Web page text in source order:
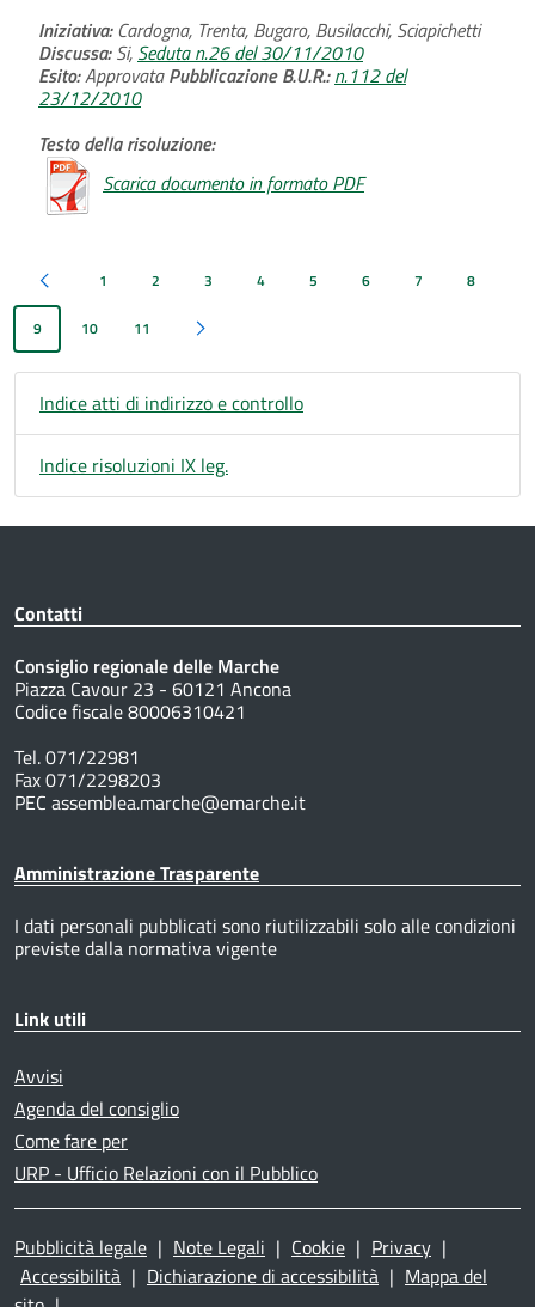
Iniziativa:Cardogna, Trenta, Bugaro, Busilacchi, Sciapichetti
Discussa:Si, Seduta n.26 del 30/11/2010
Esito:ApprovataPubblicazione B.U.R.: n.112 del
23/12/2010
Testo della risoluzione:
Scarica documento in formato PDF
Pagina precedente
1 2 3 4 5 6 7 8
9 10 11 Pagina successiva
Indice atti di indirizzo e controllo
Indice risoluzioni IX leg.
Contatti
Consiglio regionale delle Marche
Piazza Cavour 23 - 60121 Ancona
Codice fiscale 80006310421
Tel. 071/22981
Fax 071/2298203
PEC assemblea.marche@emarche.it
Amministrazione Trasparente
I dati personali pubblicati sono riutilizzabili solo alle condizioni
previste dalla normativa vigente
Link utili
Avvisi
Agenda del consiglio
Come fare per
URP - Ufficio Relazioni con il Pubblico
Pubblicità legale | Note Legali | Cookie | Privacy |
Accessibilità | Dichiarazione di accessibilità | Mappa del